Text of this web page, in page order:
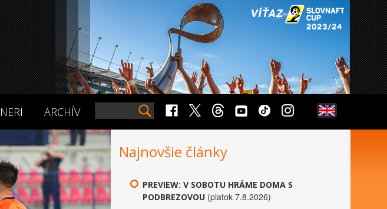
ARCHÍV
Najnovšie články
PREVIEW: V SOBOTU HRÁME DOMA S
PODBREZOVOU (piatok 7.8.2026)